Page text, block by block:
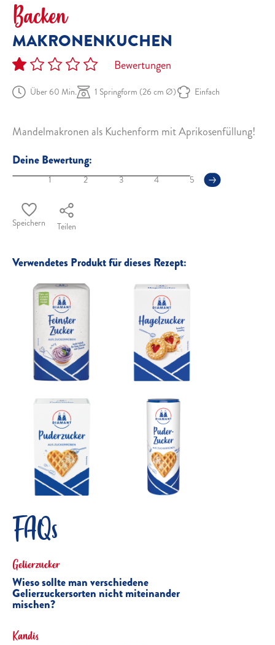
Backen
MAKRONENKUCHEN
Bewertungen
Über 60 Min. 1 Springform (26 cm Ø) Einfach
Mandelmakronen als Kuchenform mit Aprikosenfüllung!
Deine Bewertung:
1 2 3 4 5
Speichern Teilen
Verwendetes Produkt für dieses Rezept:
FAQs
Gelierzucker
Wieso sollte man verschiedene
Gelierzuckersorten nicht miteinander
mischen?
Kandis